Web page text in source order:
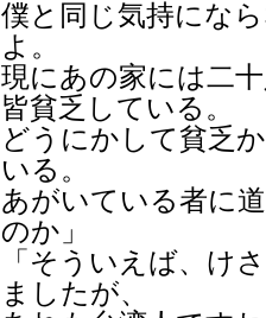
僕と同じ気持にな
よ。
現にあの家には二
皆貧乏している。
どうにかして貧乏
いる。
あがいている者に
のか」
「そういえば、け
ましたが、